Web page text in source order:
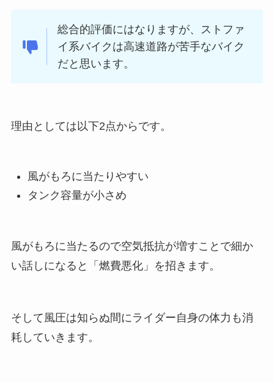
総合的評価にはなりますが、ストファ
イ系バイクは高速道路が苦手なバイク
だと思います。
理由としては以下2点からです。
風がもろに当たりやすい
タンク容量が小さめ
風がもろに当たるので空気抵抗が増すことで細か
い話しになると「燃費悪化」を招きます。
そして風圧は知らぬ間にライダー自身の体力も消
耗していきます。